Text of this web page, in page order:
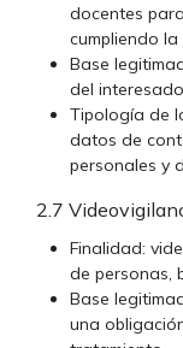
docentes
cumpliendo
Base
del
Tipología de
datos de
personales y
2.7
Finalidad:
de personas,
Base
una